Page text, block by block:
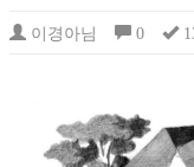
이경아님 0